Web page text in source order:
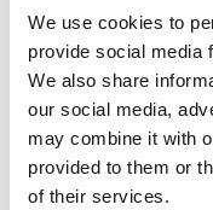
We use cookies to
provide social media
We also share
our social media,
may combine it with
provided to them or
of their services.
föränderlig tid i
eller
arbete. Hur
sätt för att
När är det läge